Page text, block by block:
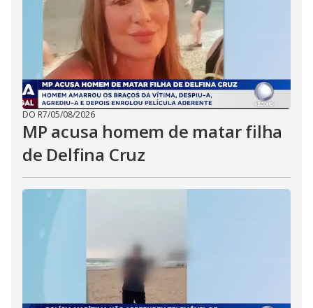
DO R7/05/08/2026
MP acusa homem de matar filha
de Delfina Cruz